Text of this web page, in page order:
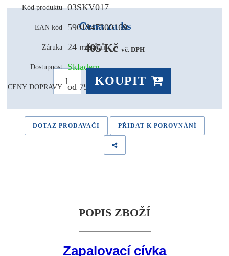
Kód produktu 03SKV017
EAN kód 5901947300169
Záruka 24 měsíců
Dostupnost Skladem
CENY DOPRAVY od 79,- Kč
Cena za ks
405 Kč vč. DPH
KOUPIT
DOTAZ PRODAVAČI PŘIDAT K POROVNÁNÍ
POPIS ZBOŽÍ
Zapalovací cívka